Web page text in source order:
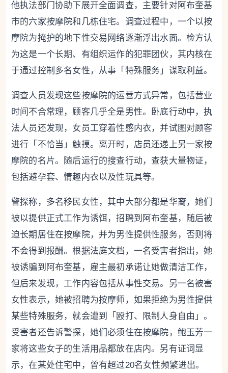
他执法部门协助下展开全面调查，主要针对阿布奎基
市的六家按摩院和几栋住宅。调查过程中，一个以按
摩院为掩护的地下性交易网络逐渐浮出水面。检方认
为这是一个长期、有组织运作的犯罪团伙，其内核在
于通过控制多名女性，从事「特殊服务」谋取利益。
调查人员发现这些按摩院的运营方式异常，包括营业
时间不合常理，顾客几乎全是男性。卧底行动中，执
法人员还发现，女员工穿着性感内衣，并试图对顾客
进行「不恰当」触摸。离开时，店员还递上另一家按
摩院的名片。随后运行的搜查行动，查获大量物证，
包括避孕套、情趣内衣以及性玩具等。
警探称，多名移民女性，其中大部分都是华裔，她们
被以提供正式工作为诱饵，招聘到阿布奎基，随后被
迫长期居住在按摩院，并为男性提供性服务，否则将
不会得到报酬。根据法庭文档，一名受害者指出，她
被诱骗到阿布奎基，雇主最初承诺让她做清洁工作，
但后来发现，工作内容包括从事性交易。另一名被害
女性表示，她被招聘为按摩师，如果拒绝为男性提供
某些特殊服务，就会遭到「殴打、限制人身自由」。
受害者还告诉警探，她们必须住在按摩院，鲍玉芳一
家将这些女子的生活用品都放在店内。另有证词显
示，在某处住宅中，曾有超过20名女性频繁进出。